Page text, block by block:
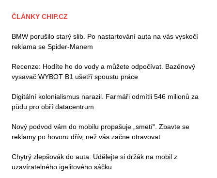
ČLÁNKY CHIP.CZ
BMW porušilo starý slib. Po nastartování auta na vás vyskočí
reklama se Spider-Manem
Recenze: Hodíte ho do vody a můžete odpočívat. Bazénový
vysavač WYBOT B1 ušetří spoustu práce
Digitální kolonialismus narazil. Farmáři odmítli 546 milionů za
půdu pro obří datacentrum
Nový podvod vám do mobilu propašuje „smetí“. Zbavte se
reklamy po hovoru dřív, než vás začne otravovat
Chytrý zlepšovák do auta: Udělejte si držák na mobil z
uzavíratelného igelitového sáčku